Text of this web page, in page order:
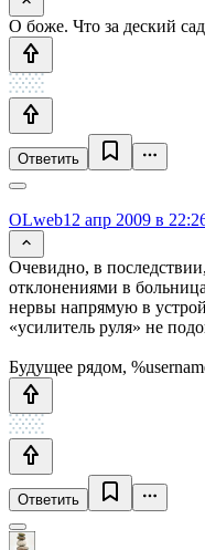
О боже. Что за деский
Ответить
OLweb12 апр 2009 в
Очевидно, в
отклонениями в
нервы напрямую в
«усилитель руля» не
Будущее рядом,
Ответить